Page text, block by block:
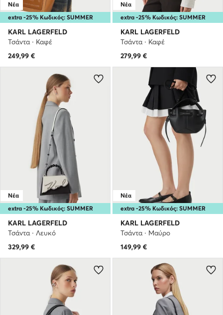
extra -25% Κωδικός: SUMMER
Νέα
KARL LAGERFELD
Τσάντα · Καφέ
249,99 €
extra -25% Κωδικός: SUMMER
Νέα
KARL LAGERFELD
Τσάντα · Καφέ
279,99 €
extra -25% Κωδικός: SUMMER
Νέα
KARL LAGERFELD
Τσάντα · Λευκό
329,99 €
extra -25% Κωδικός: SUMMER
Νέα
KARL LAGERFELD
Τσάντα · Μαύρο
149,99 €